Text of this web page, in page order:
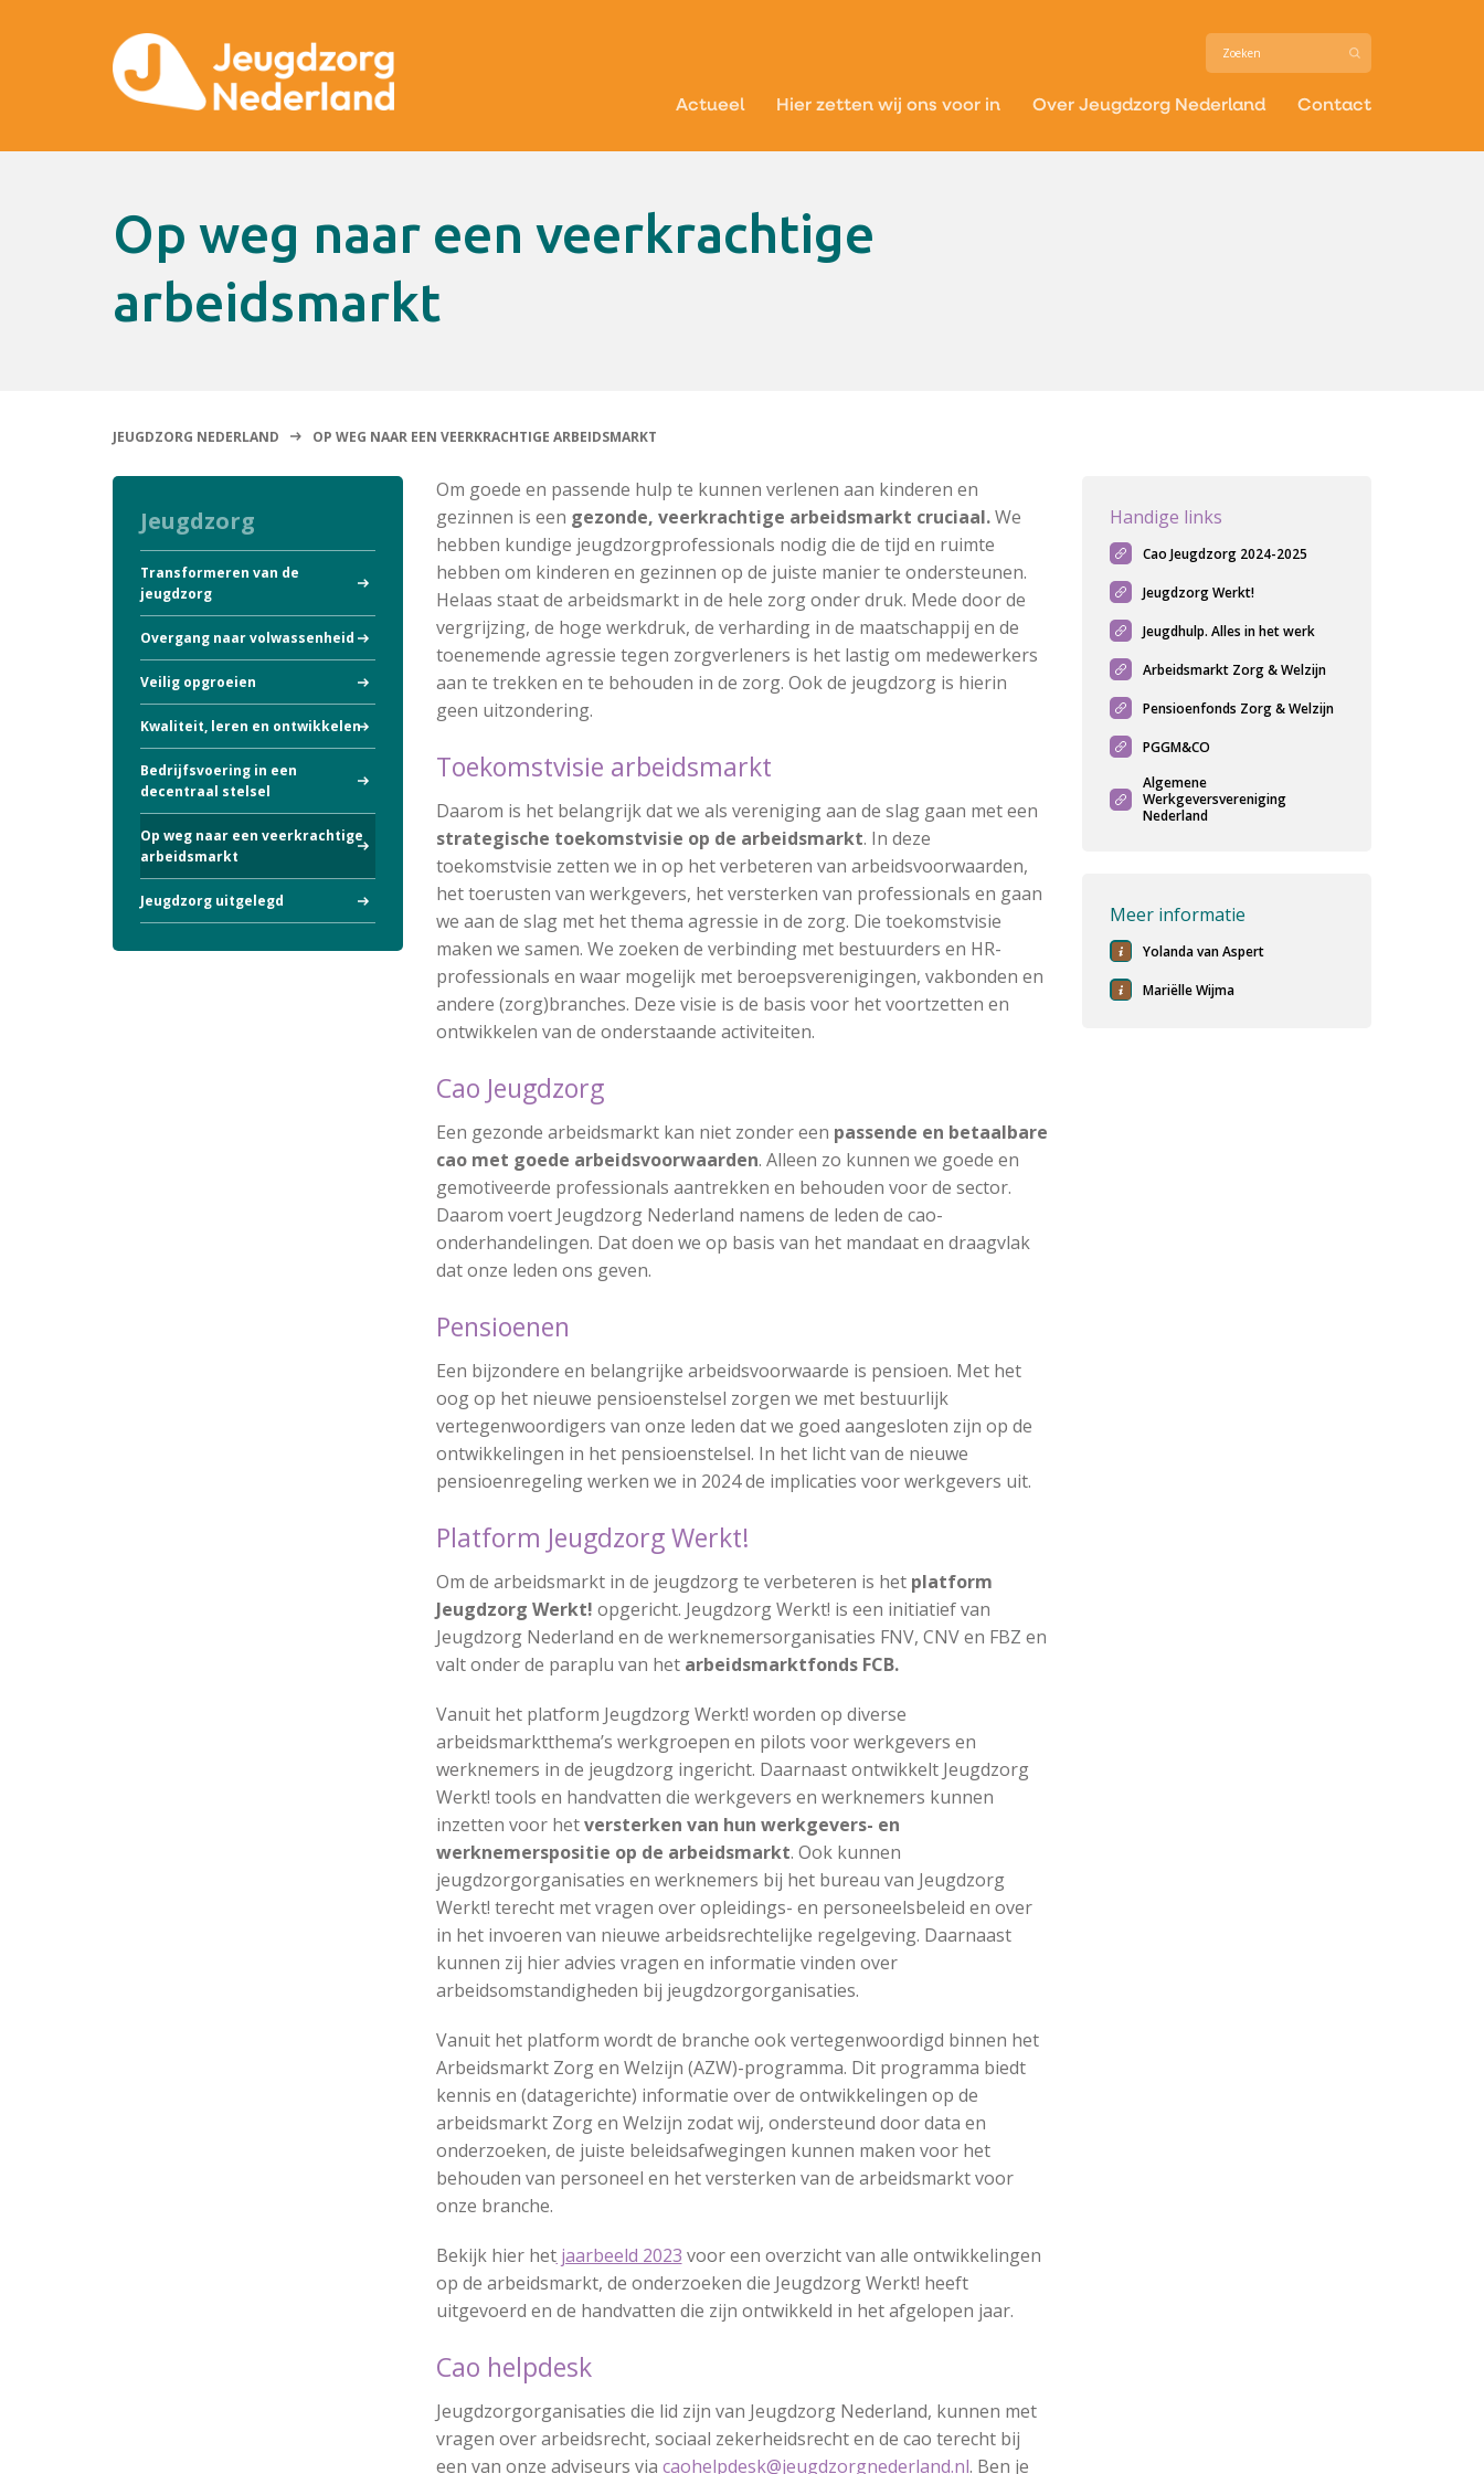
Actueel Hier zetten wij ons voor in Over Jeugdzorg Nederland Contact
Op weg naar een veerkrachtige
arbeidsmarkt
JEUGDZORG NEDERLAND OP WEG NAAR EEN VEERKRACHTIGE ARBEIDSMARKT
Om goede en passende hulp te kunnen verlenen aan kinderen en
gezinnen is een gezonde, veerkrachtige arbeidsmarkt cruciaal.We
hebben kundige jeugdzorgprofessionals nodig die de tijd en ruimte
hebben om kinderen en gezinnen op de juiste manier te ondersteunen.
Helaas staat de arbeidsmarkt in de hele zorg onder druk. Mede door de
vergrijzing, de hoge werkdruk, de verharding in de maatschappij en de
toenemende agressie tegen zorgverleners is het lastig om medewerkers
aan te trekken en te behouden in de zorg. Ook de jeugdzorg is hierin
geen uitzondering.
Toekomstvisie arbeidsmarkt
Daarom is het belangrijk dat we als vereniging aan de slag gaan met een
strategische toekomstvisie op de arbeidsmarkt. In deze
toekomstvisie zetten we in op het verbeteren van arbeidsvoorwaarden,
het toerusten van werkgevers, het versterken van professionals en gaan
we aan de slag met het thema agressie in de zorg. Die toekomstvisie
maken we samen. We zoeken de verbinding met bestuurders en HR-
professionals en waar mogelijk met beroepsverenigingen, vakbonden en
andere (zorg)branches. Deze visie is de basis voor het voortzetten en
ontwikkelen van de onderstaande activiteiten.
Cao Jeugdzorg
Een gezonde arbeidsmarkt kan niet zonder een passende en betaalbare
cao met goede arbeidsvoorwaarden. Alleen zo kunnen we goede en
gemotiveerde professionals aantrekken en behouden voor de sector.
Daarom voert Jeugdzorg Nederland namens de leden de cao-
onderhandelingen. Dat doen we op basis van het mandaat en draagvlak
dat onze leden ons geven.
Pensioenen
Een bijzondere en belangrijke arbeidsvoorwaarde is pensioen. Met het
oog op het nieuwe pensioenstelsel zorgen we met bestuurlijk
vertegenwoordigers van onze leden dat we goed aangesloten zijn op de
ontwikkelingen in het pensioenstelsel. In het licht van de nieuwe
pensioenregeling werken we in 2024 de implicaties voor werkgevers uit.
Platform Jeugdzorg Werkt!
Om de arbeidsmarkt in de jeugdzorg te verbeteren is het platform
Jeugdzorg Werkt! opgericht. Jeugdzorg Werkt! is een initiatief van
Jeugdzorg Nederland en de werknemersorganisaties FNV, CNV en FBZ en
valt onder de paraplu van het arbeidsmarktfonds FCB.
Vanuit het platform Jeugdzorg Werkt! worden op diverse
arbeidsmarktthema’s werkgroepen en pilots voor werkgevers en
werknemers in de jeugdzorg ingericht. Daarnaast ontwikkelt Jeugdzorg
Werkt! tools en handvatten die werkgevers en werknemers kunnen
inzetten voor hetversterken van hun werkgevers- en
werknemerspositie op de arbeidsmarkt. Ook kunnen
jeugdzorgorganisaties en werknemers bij het bureau van Jeugdzorg
Werkt! terecht met vragen over opleidings- en personeelsbeleid en over
in het invoeren van nieuwe arbeidsrechtelijke regelgeving. Daarnaast
kunnen zij hier advies vragen en informatie vinden over
arbeidsomstandigheden bij jeugdzorgorganisaties.
Vanuit het platform wordt de branche ook vertegenwoordigd binnen het
Arbeidsmarkt Zorg en Welzijn (AZW)-programma. Dit programma biedt
kennis en (datagerichte) informatie over de ontwikkelingen op de
arbeidsmarkt Zorg en Welzijn zodat wij, ondersteund door data en
onderzoeken, de juiste beleidsafwegingen kunnen maken voor het
behouden van personeel en het versterken van de arbeidsmarkt voor
onze branche.
Bekijk hier hetjaarbeeld 2023 voor een overzicht van alle ontwikkelingen
op de arbeidsmarkt, de onderzoeken die Jeugdzorg Werkt! heeft
uitgevoerd en de handvatten die zijn ontwikkeld in het afgelopen jaar.
Cao helpdesk
Jeugdzorgorganisaties die lid zijn van Jeugdzorg Nederland, kunnen met
vragen over arbeidsrecht, sociaal zekerheidsrecht en de cao terecht bij
een van onze adviseurs via caohelpdesk@jeugdzorgnederland.nl. Ben je
Handige links
Cao Jeugdzorg 2024-2025
Jeugdzorg Werkt!
Jeugdhulp. Alles in het werk
Arbeidsmarkt Zorg & Welzijn
Pensioenfonds Zorg & Welzijn
PGGM&CO
Algemene
Werkgeversvereniging
Nederland
Meer informatie
Yolanda van Aspert
Mariëlle Wijma
Jeugdzorg
Transformeren van de
jeugdzorg
Overgang naar volwassenheid
Veilig opgroeien
Kwaliteit, leren en ontwikkelen
Bedrijfsvoering in een
decentraal stelsel
Op weg naar een veerkrachtige
arbeidsmarkt
Jeugdzorg uitgelegd